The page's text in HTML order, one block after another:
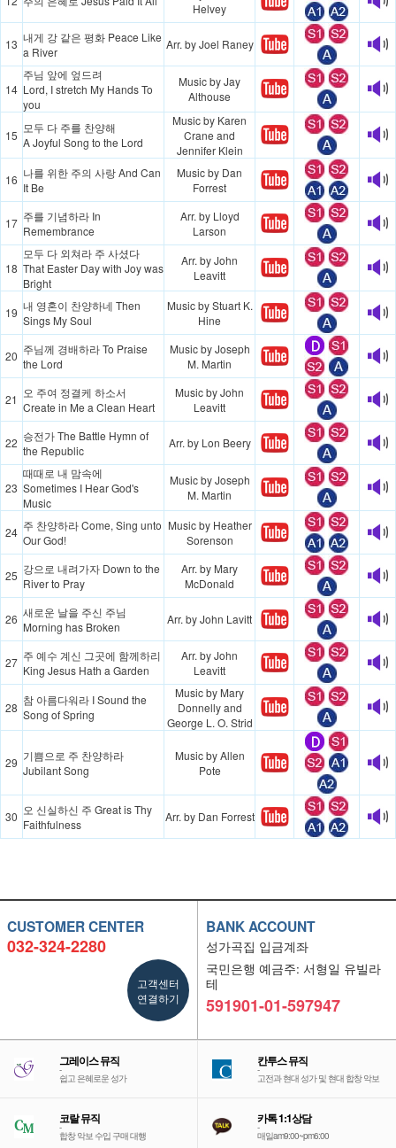
Helvey
13 내게 강 같은 평화 Peace Like
a River
Arr. by Joel Raney
14
주님 앞에 엎드려
Lord, I stretch My Hands To
you
Music by Jay
Althouse
15
모두 다 주를 찬양해
A Joyful Song to the Lord
Music by Karen
Crane and
Jennifer Klein
16 나를 위한 주의 사랑 And Can
It Be
Music by Dan
Forrest
17 주를 기념하라 In
Remembrance
Arr. by Lloyd
Larson
18
모두 다 외쳐라 주 사셨다
That Easter Day with Joy was
Bright
Arr. by John
Leavitt
19 내 영혼이 찬양하네 Then
Sings My Soul
Music by Stuart K.
Hine
20 주님께 경배하라 To Praise
the Lord
Music by Joseph
M. Martin
21 오 주여 정결케 하소서
Create in Me a Clean Heart
Music by John
Leavitt
22 승전가 The Battle Hymn of
the Republic
Arr. by Lon Beery
23
때때로 내 맘속에
Sometimes I Hear God's
Music
Music by Joseph
M. Martin
24 주 찬양하라 Come, Sing unto
Our God!
Music by Heather
Sorenson
25 강으로 내려가자 Down to the
River to Pray
Arr. by Mary
McDonald
26 새로운 날을 주신 주님
Morning has Broken
Arr. by John Lavitt
27 주 예수 계신 그곳에 함께하리
King Jesus Hath a Garden
Arr. by John
Leavitt
28
참 아름다워라 I Sound the
Song of Spring
Music by Mary
Donnelly and
George L. O. Strid
29 기쁨으로 주 찬양하라
Jubilant Song
Music by Allen
Pote
30 오 신실하신 주 Great is Thy
Faithfulness
Arr. by Dan Forrest
CUSTOMER CENTER
032-324-2280
고객센터
연결하기
BANK ACCOUNT
성가곡집 입금계좌
국민은행 예금주: 서형일 유빌라
테
591901-01-597947
그레이스 뮤직
-
쉽고 은혜로운 성가
칸투스 뮤직
-
고전과 현대 성가 및 현대 합창 악보
코랄 뮤직
-
합창 악보 수입 구매 대행
카톡 1:1상담
-
매일am9:00~pm6:00